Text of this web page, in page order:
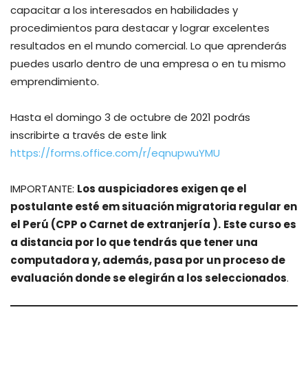
capacitar a los interesados en habilidades y
procedimientos para destacar y lograr excelentes
resultados en el mundo comercial. Lo que aprenderás
puedes usarlo dentro de una empresa o en tu mismo
emprendimiento.
Hasta el domingo 3 de octubre de 2021 podrás
inscribirte a través de este link
https://forms.office.com/r/eqnupwuYMU
IMPORTANTE: Los auspiciadores exigen qe el
postulante esté em situación migratoria regular en
el Perú (CPP o Carnet de extranjería ). Este curso es
a distancia por lo que tendrás que tener una
computadora y, además, pasa por un proceso de
evaluación donde se elegirán a los seleccionados.